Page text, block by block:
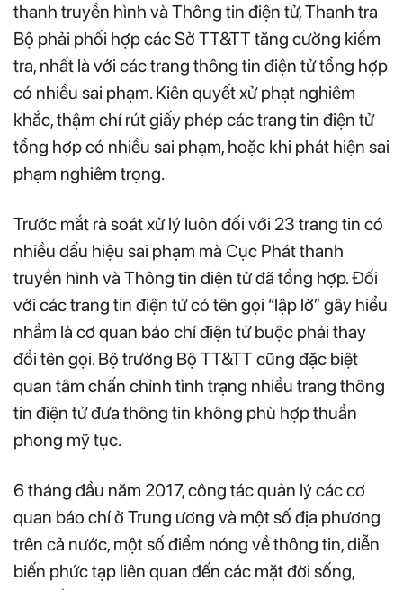
thanh truyền hình và Thông tin điện tử, Thanh tra
Bộ phải phối hợp các Sở TT&TT tăng cường kiểm
tra, nhất là với các trang thông tin điện tử tổng hợp
có nhiều sai phạm. Kiên quyết xử phạt nghiêm
khắc, thậm chí rút giấy phép các trang tin điện tử
tổng hợp có nhiều sai phạm, hoặc khi phát hiện sai
phạm nghiêm trọng.
Trước mắt rà soát xử lý luôn đối với 23 trang tin có
nhiều dấu hiệu sai phạm mà Cục Phát thanh
truyền hình và Thông tin điện tử đã tổng hợp. Đối
với các trang tin điện tử có tên gọi “lập lờ” gây hiểu
nhầm là cơ quan báo chí điện tử buộc phải thay
đổi tên gọi. Bộ trưởng Bộ TT&TT cũng đặc biệt
quan tâm chấn chỉnh tình trạng nhiều trang thông
tin điện tử đưa thông tin không phù hợp thuần
phong mỹ tục.
6 tháng đầu năm 2017, công tác quản lý các cơ
quan báo chí ở Trung ương và một số địa phương
trên cả nước, một số điểm nóng về thông tin, diễn
biến phức tạp liên quan đến các mặt đời sống,